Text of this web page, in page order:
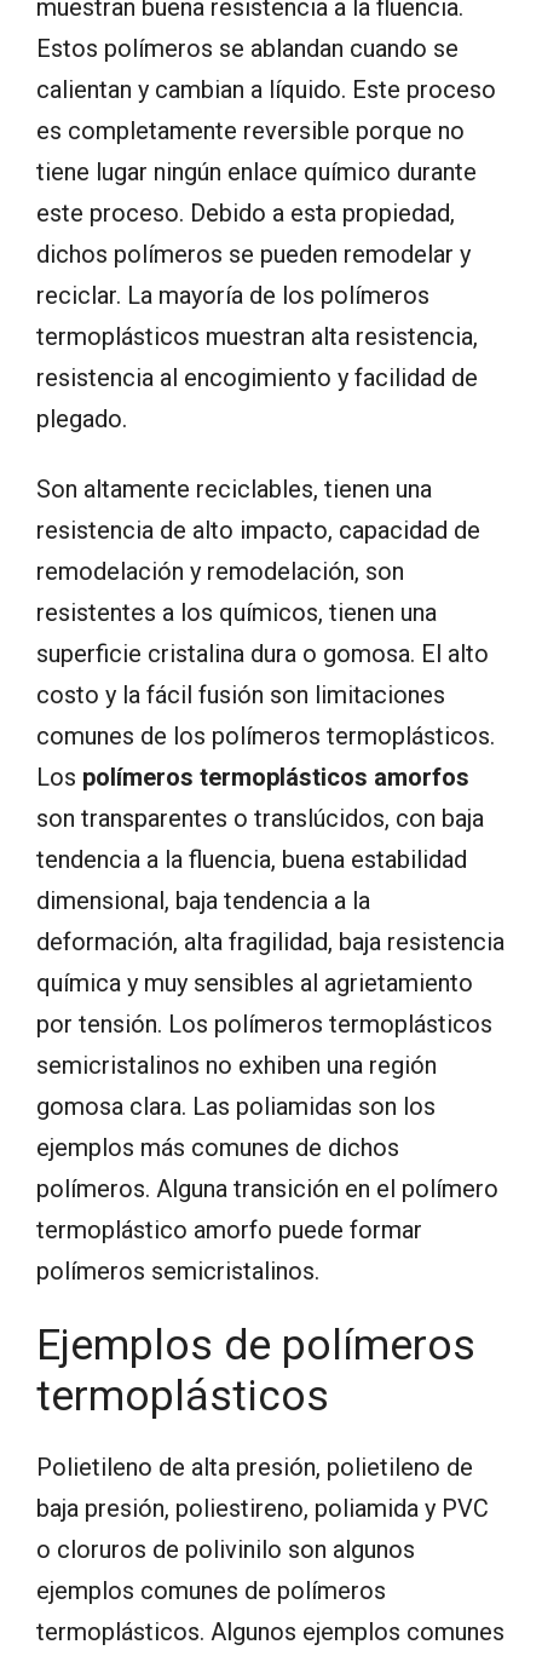
muestran buena resistencia a la fluencia.
Estos polímeros se ablandan cuando se
calientan y cambian a líquido. Este proceso
es completamente reversible porque no
tiene lugar ningún enlace químico durante
este proceso. Debido a esta propiedad,
dichos polímeros se pueden remodelar y
reciclar. La mayoría de los polímeros
termoplásticos muestran alta resistencia,
resistencia al encogimiento y facilidad de
plegado.
Son altamente reciclables, tienen una
resistencia de alto impacto, capacidad de
remodelación y remodelación, son
resistentes a los químicos, tienen una
superficie cristalina dura o gomosa. El alto
costo y la fácil fusión son limitaciones
comunes de los polímeros termoplásticos.
Los polímeros termoplásticos amorfos
son transparentes o translúcidos, con baja
tendencia a la fluencia, buena estabilidad
dimensional, baja tendencia a la
deformación, alta fragilidad, baja resistencia
química y muy sensibles al agrietamiento
por tensión. Los polímeros termoplásticos
semicristalinos no exhiben una región
gomosa clara. Las poliamidas son los
ejemplos más comunes de dichos
polímeros. Alguna transición en el polímero
termoplástico amorfo puede formar
polímeros semicristalinos.
Ejemplos de polímeros
termoplásticos
Polietileno de alta presión, polietileno de
baja presión, poliestireno, poliamida y PVC
o cloruros de polivinilo son algunos
ejemplos comunes de polímeros
termoplásticos. Algunos ejemplos comunes